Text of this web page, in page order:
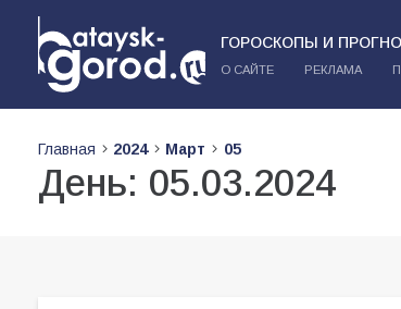
ГОРОСКОПЫ И
О САЙТЕ РЕКЛАМА
Главная 2024 Март 05
День: 05.03.2024